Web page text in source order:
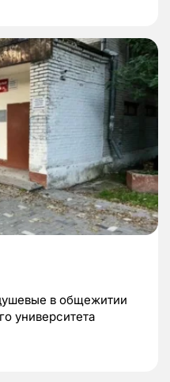
в общежитии
университета